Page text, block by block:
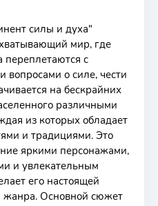
силы и духа"
мир, где
переплетаются с
о силе, чести
на бескрайних
различными
из которых обладает
и традициями. Это
яркими персонажами,
и увлекательным
его настоящей
жанра. Основной сюжет